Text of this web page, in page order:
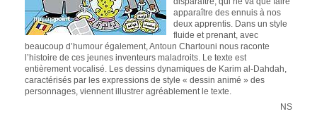
apparaître des ennuis à nos
deux apprentis. Dans un style
fluide et prenant, avec
beaucoup d’humour également, Antoun Chartouni nous raconte
l’histoire de ces jeunes inventeurs maladroits. Le texte est
entièrement vocalisé. Les dessins dynamiques de Karim al-Dahdah,
caractérisés par les expressions de style « dessin animé » des
personnages, viennent illustrer agréablement le texte.
NS